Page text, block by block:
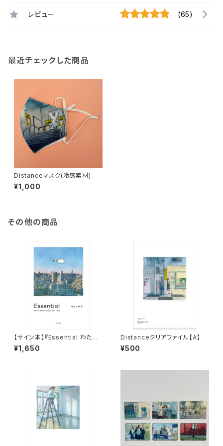
レビュー (65)
最近チェックした商品
Distanceマスク(冷感素材)
¥1,000
その他の商品
【サイン本】『Essential わたし
の#stayhome日記 2021-202
2』
¥1,650
Distanceクリアファイル【A】
¥500